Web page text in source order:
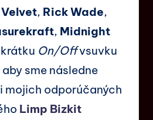
, Rick Wade,
, Midnight
On/Offvsuvku
aby sme následne
mojich odporúčaných
Limp Bizkit